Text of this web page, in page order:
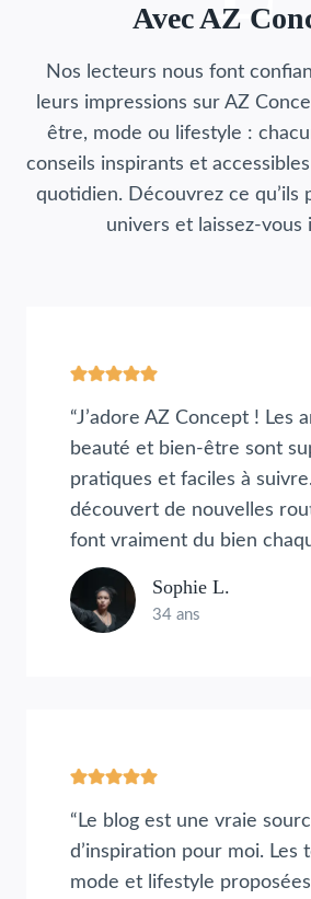
Avec AZ
Nos lecteurs nous font
leurs impressions sur AZ
être, mode ou lifestyle :
conseils inspirants et
quotidien. Découvrez ce qu’ils
univers et laissez-vous
“J’adore AZ Concept ! Les
beauté et bien-être sont
pratiques et faciles à suivre.
découvert de nouvelles
font vraiment du bien
Sophie L.
34 ans
“Le blog est une vraie
d’inspiration pour moi. Les
mode et lifestyle